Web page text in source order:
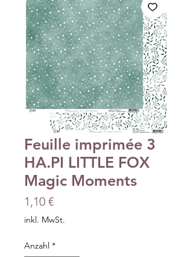
Feuille imprimée 3
HA.PI LITTLE FOX
Magic Moments
1,10 €Preis
inkl. MwSt.
Anzahl *